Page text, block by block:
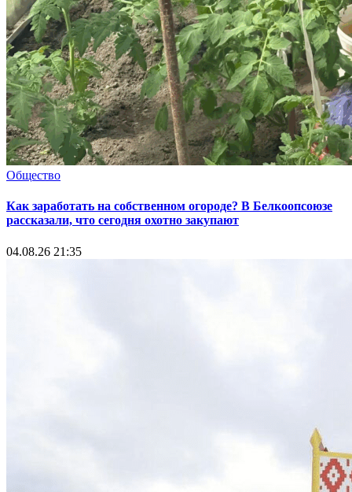
Общество
Как заработать на собственном огороде? В Белкоопсоюзе
рассказали, что сегодня охотно закупают
04.08.26 21:35